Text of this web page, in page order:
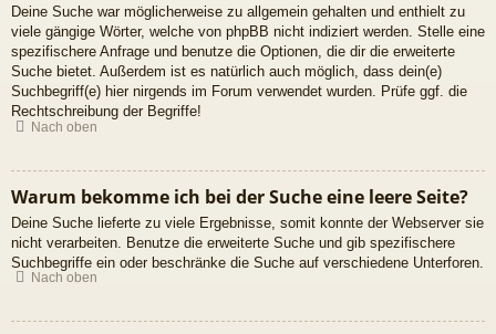
Deine Suche war möglicherweise zu allgemein gehalten und enthielt zu
viele gängige Wörter, welche von phpBB nicht indiziert werden. Stelle eine
spezifischere Anfrage und benutze die Optionen, die dir die erweiterte
Suche bietet. Außerdem ist es natürlich auch möglich, dass dein(e)
Suchbegriff(e) hier nirgends im Forum verwendet wurden. Prüfe ggf. die
Rechtschreibung der Begriffe!
Nach oben
Warum bekomme ich bei der Suche eine leere Seite?
Deine Suche lieferte zu viele Ergebnisse, somit konnte der Webserver sie
nicht verarbeiten. Benutze die erweiterte Suche und gib spezifischere
Suchbegriffe ein oder beschränke die Suche auf verschiedene Unterforen.
Nach oben